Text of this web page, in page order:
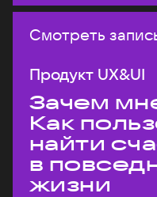
Смотреть
Продукт UX&UI
Зачем
Как
найти
в
жизни